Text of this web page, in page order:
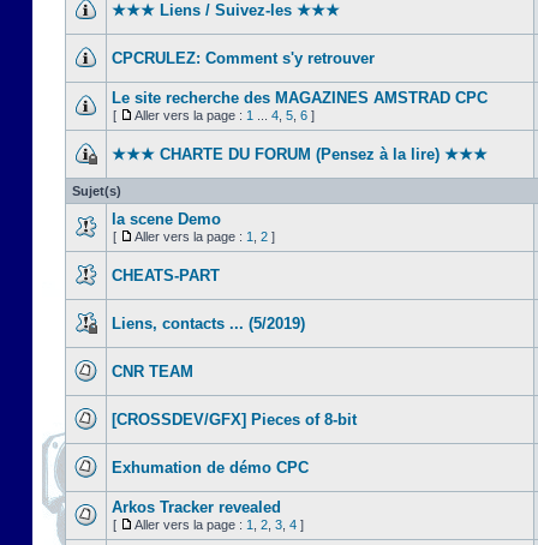
★★★ Liens / Suivez-les ★★★
CPCRULEZ: Comment s'y retrouver‎
Le site recherche des MAGAZINES AMSTRAD CPC
[ Aller vers la page : 1 4 5 6 ]
★★★ CHARTE DU FORUM (Pensez à la lire) ★★★
Sujet(s)
la scene Demo
[ Aller vers la page : 1 2 ]
CHEATS-PART
Liens, contacts ... (5/2019)
CNR TEAM
[CROSSDEV/GFX] Pieces of 8-bit
Exhumation de démo CPC
Arkos Tracker revealed
[ Aller vers la page : 1 2 3 4 ]